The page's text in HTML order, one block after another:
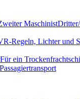
Maschinist
Regeln, Lichter und
Für ein